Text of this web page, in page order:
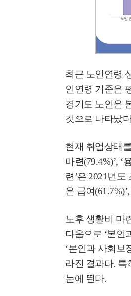
최근 노인연령
인연령 기준은
경기도 노인은
것으로 나타났다
현재 취업상태
마련(79.4%)’, ‘
련 ’은 2021 년도
은 급여(61.7%)’,
노후 생활비 마
다음으로 ‘본인
‘본인과 사회보
라진 결과다. 특
눈에 띈다.